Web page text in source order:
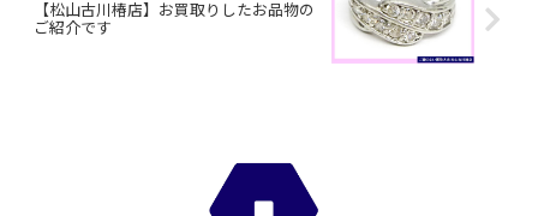
【松山古川椿店】お買取りしたお品物の
ご紹介です